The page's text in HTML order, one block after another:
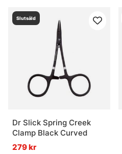
Slutsåld
Dr Slick Spring Creek
Clamp Black Curved
279 kr